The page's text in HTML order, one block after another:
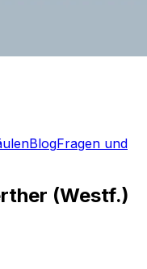
BlogFragen und
(Westf.)